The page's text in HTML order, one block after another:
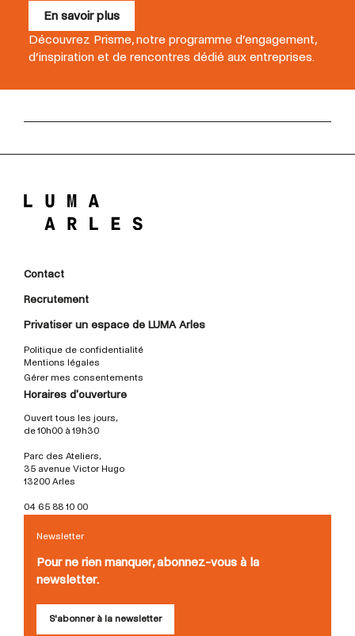
En savoir plus
Découvrez Prisme, notre programme d’engagement,
d’inspiration et de rencontres dédié aux entreprises.
Contact
Recrutement
Privatiser un espace de LUMA Arles
Politique de confidentialité
Mentions légales
Gérer mes consentements
Horaires d'ouverture
Ouvert tous les jours,
de 10h00 à 19h30
Parc des Ateliers,
35 avenue Victor Hugo
13200 Arles
04 65 88 10 00
Newsletter
Pour ne rien manquer, abonnez-vous à la
newsletter.
S'abonner à la newsletter